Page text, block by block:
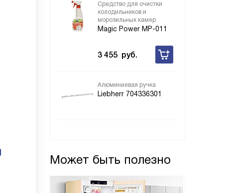
Средство для очистки
холодильников и
морозильных камер
Magic Power MP-011
3 455 руб.
Алюминиевая ручка
Liebherr 704336301
Может быть полезно